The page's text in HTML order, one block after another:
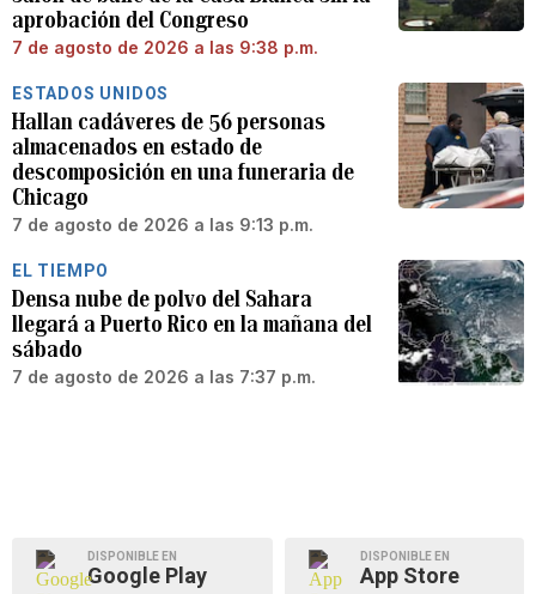
aprobación del Congreso
7 de agosto de 2026 a las 9:38 p.m.
ESTADOS UNIDOS
Hallan cadáveres de 56 personas
almacenados en estado de
descomposición en una funeraria de
Chicago
7 de agosto de 2026 a las 9:13 p.m.
EL TIEMPO
Densa nube de polvo del Sahara
llegará a Puerto Rico en la mañana del
sábado
7 de agosto de 2026 a las 7:37 p.m.
DISPONIBLE EN
Google Play
DISPONIBLE EN
App Store